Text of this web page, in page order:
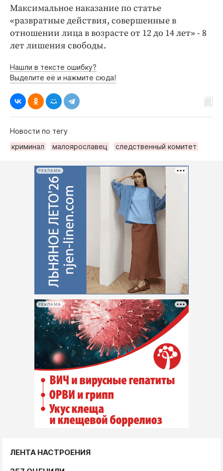
Максимальное наказание по статье
«развратные действия, совершенные в
отношении лица в возрасте от 12 до 14 лет» - 8
лет лишения свободы.
Нашли в тексте ошибку?
Выделите её и нажмите сюда!
Новости по тегу
криминал
малоярославец следственный комитет
РЕКЛАМА
РЕКЛАМА
ЛЕНТА НАСТРОЕНИЯ